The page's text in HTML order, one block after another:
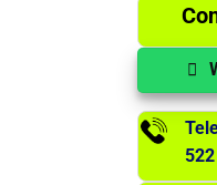
522